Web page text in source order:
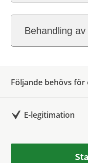
Behandling
Följande behövs för
E-legitimation